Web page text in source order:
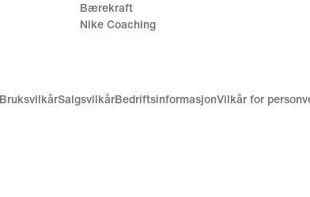
Bærekraft
Nike Coaching
BruksvilkårSalgsvilkårBedriftsinformasjonVilkår for